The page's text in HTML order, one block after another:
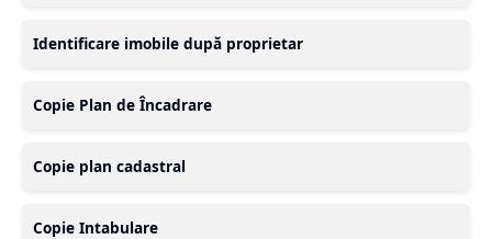
Identificare imobile după proprietar
Copie Plan de Încadrare
Copie plan cadastral
Copie Intabulare